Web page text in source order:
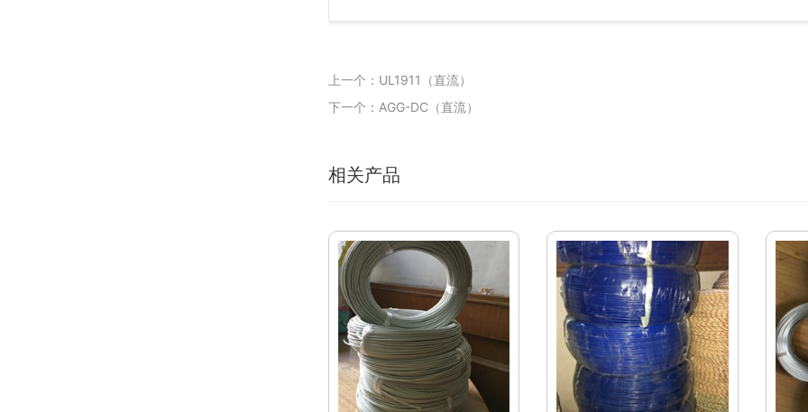
上一个：UL1911（直流）
下一个：AGG-DC（直流）
相关产品